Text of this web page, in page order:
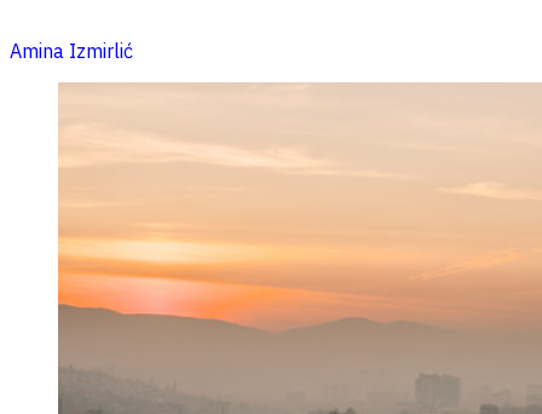
Amina Izmirlić